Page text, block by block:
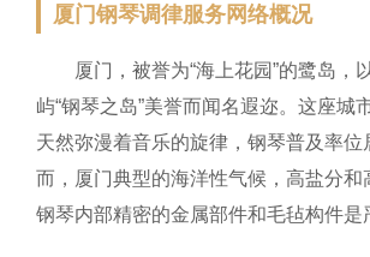
厦门钢琴调律服务网络概况
厦门，被誉为“海上花园”的鹭岛，
屿“钢琴之岛”美誉而闻名遐迩。这座城
天然弥漫着音乐的旋律，钢琴普及率位
而，厦门典型的海洋性气候，高盐分和
钢琴内部精密的金属部件和毛毡构件是